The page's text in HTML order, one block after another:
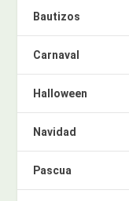
Bautizos
Carnaval
Halloween
Navidad
Pascua